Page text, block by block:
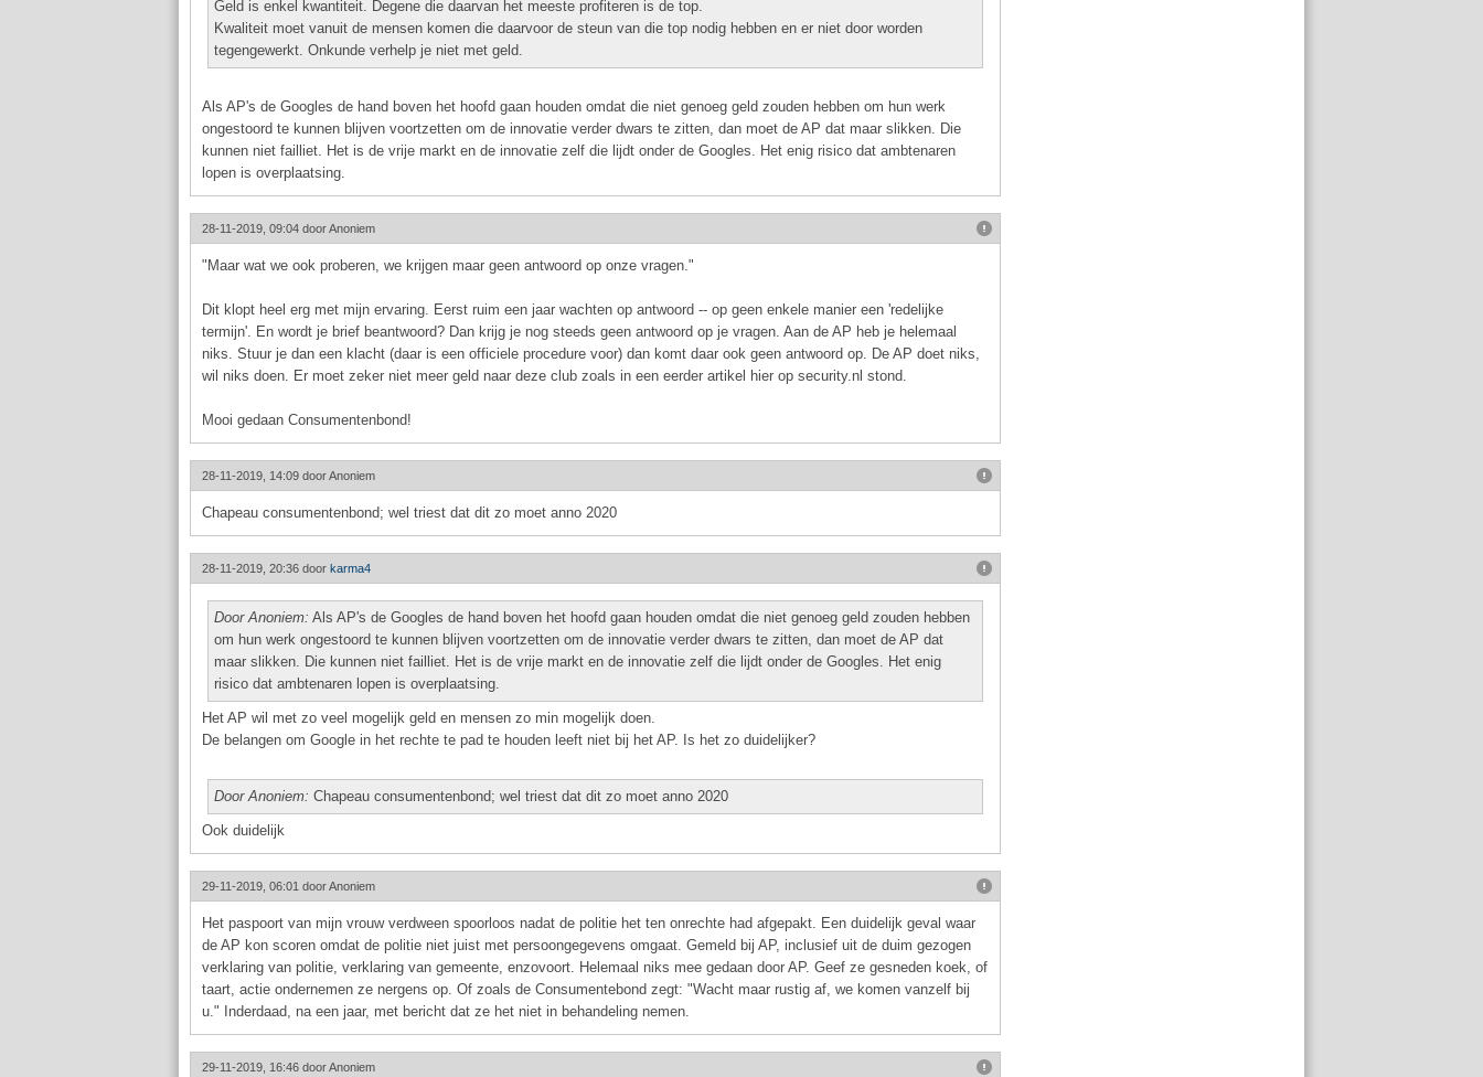
Geld is enkel kwantiteit. Degene die daarvan het meeste profiteren is de top.
Kwaliteit moet vanuit de mensen komen die daarvoor de steun van die top nodig hebben en er niet door worden
tegengewerkt. Onkunde verhelp je niet met geld.
Als AP's de Googles de hand boven het hoofd gaan houden omdat die niet genoeg geld zouden hebben om hun werk
ongestoord te kunnen blijven voortzetten om de innovatie verder dwars te zitten, dan moet de AP dat maar slikken. Die
kunnen niet failliet. Het is de vrije markt en de innovatie zelf die lijdt onder de Googles. Het enig risico dat ambtenaren
lopen is overplaatsing.
28-11-2019, 09:04 doorAnoniem
"Maar wat we ook proberen, we krijgen maar geen antwoord op onze vragen."
Dit klopt heel erg met mijn ervaring. Eerst ruim een jaar wachten op antwoord -- op geen enkele manier een 'redelijke
termijn'. En wordt je brief beantwoord? Dan krijg je nog steeds geen antwoord op je vragen. Aan de AP heb je helemaal
niks. Stuur je dan een klacht (daar is een officiele procedure voor) dan komt daar ook geen antwoord op. De AP doet niks,
wil niks doen. Er moet zeker niet meer geld naar deze club zoals in een eerder artikel hier op security.nl stond.
Mooi gedaan Consumentenbond!
28-11-2019, 14:09 doorAnoniem
Chapeau consumentenbond; wel triest dat dit zo moet anno 2020
28-11-2019, 20:36 door karma4
Door Anoniem: Als AP's de Googles de hand boven het hoofd gaan houden omdat die niet genoeg geld zouden hebben
om hun werk ongestoord te kunnen blijven voortzetten om de innovatie verder dwars te zitten, dan moet de AP dat
maar slikken. Die kunnen niet failliet. Het is de vrije markt en de innovatie zelf die lijdt onder de Googles. Het enig
risico dat ambtenaren lopen is overplaatsing.
Het AP wil met zo veel mogelijk geld en mensen zo min mogelijk doen.
De belangen om Google in het rechte te pad te houden leeft niet bij het AP. Is het zo duidelijker?
Door Anoniem: Chapeau consumentenbond; wel triest dat dit zo moet anno 2020
Ook duidelijk
29-11-2019, 06:01 doorAnoniem
Het paspoort van mijn vrouw verdween spoorloos nadat de politie het ten onrechte had afgepakt. Een duidelijk geval waar
de AP kon scoren omdat de politie niet juist met persoongegevens omgaat. Gemeld bij AP, inclusief uit de duim gezogen
verklaring van politie, verklaring van gemeente, enzovoort. Helemaal niks mee gedaan door AP. Geef ze gesneden koek, of
taart, actie ondernemen ze nergens op. Of zoals de Consumentebond zegt: "Wacht maar rustig af, we komen vanzelf bij
u." Inderdaad, na een jaar, met bericht dat ze het niet in behandeling nemen.
29-11-2019, 16:46 doorAnoniem